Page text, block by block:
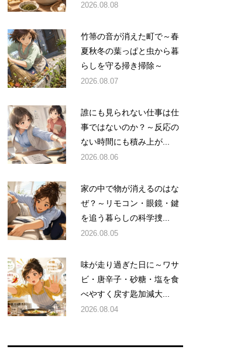
2026.08.08
竹箒の音が消えた町で～春
夏秋冬の葉っぱと虫から暮
らしを守る掃き掃除～
2026.08.07
誰にも見られない仕事は仕
事ではないのか？～反応の
ない時間にも積み上が...
2026.08.06
家の中で物が消えるのはな
ぜ？～リモコン・眼鏡・鍵
を追う暮らしの科学捜...
2026.08.05
味が走り過ぎた日に～ワサ
ビ・唐辛子・砂糖・塩を食
べやすく戻す匙加減大...
2026.08.04